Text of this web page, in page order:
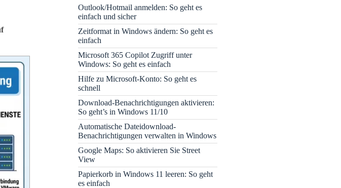
Outlook/Hotmail anmelden: So geht es
einfach und sicher
Zeitformat in Windows ändern: So geht es
einfach
Microsoft 365 Copilot Zugriff unter
Windows: So geht es einfach
Hilfe zu Microsoft-Konto: So geht es
schnell
Download-Benachrichtigungen aktivieren:
So geht’s in Windows 11/10
Automatische Dateidownload-
Benachrichtigungen verwalten in Windows
Google Maps: So aktivieren Sie Street
View
Papierkorb in Windows 11 leeren: So geht
es einfach